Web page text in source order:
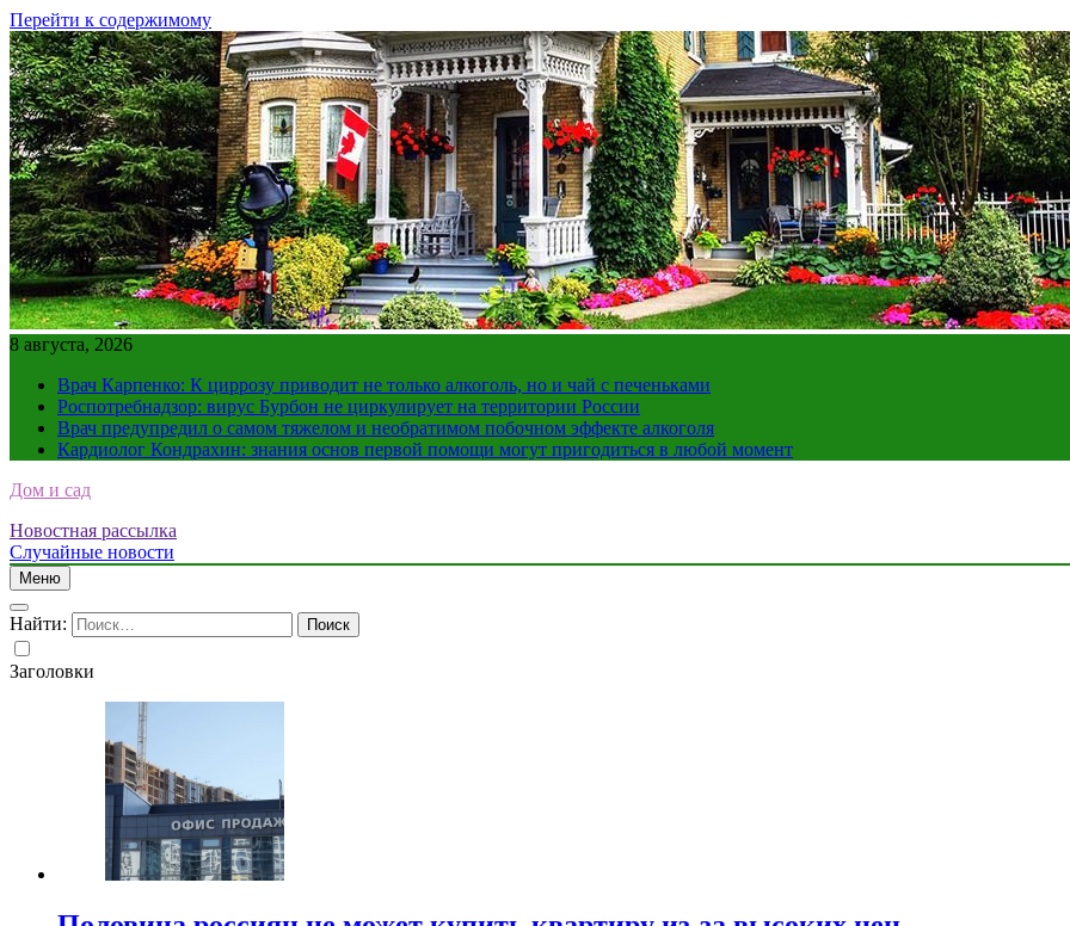
Перейти к содержимому
8 августа, 2026
Врач Карпенко: К циррозу приводит не только алкоголь, но и чай с печеньками
Роспотребнадзор: вирус Бурбон не циркулирует на территории России
Врач предупредил о самом тяжелом и необратимом побочном эффекте алкоголя
Кардиолог Кондрахин: знания основ первой помощи могут пригодиться в любой момент
Дом и сад
Новостная рассылка
Случайные новости
Меню
Найти:
Заголовки